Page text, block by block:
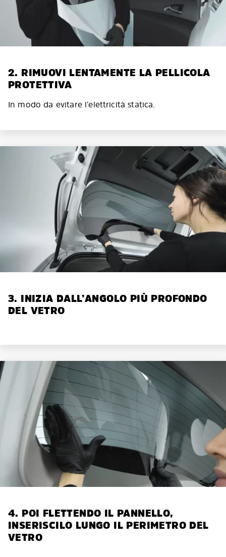
2. RIMUOVI LENTAMENTE LA PELLICOLA
PROTETTIVA
In modo da evitare l’elettricità statica.
3. INIZIA DALL’ANGOLO PIÙ PROFONDO
DEL VETRO
4. POI FLETTENDO IL PANNELLO,
INSERISCILO LUNGO IL PERIMETRO DEL
VETRO